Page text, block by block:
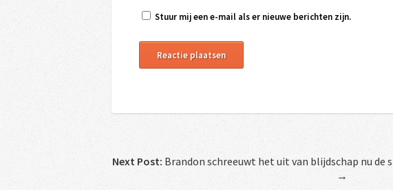
Stuur mij een e-mail als er nieuwe berichten zijn.
Next Post: Brandon schreeuwt het uit van blijdschap nu de
→